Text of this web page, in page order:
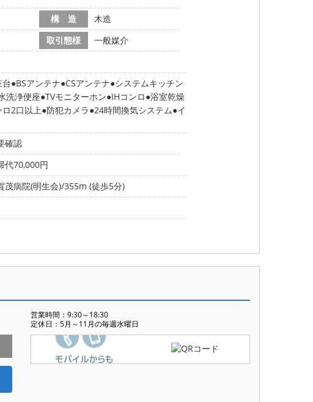
構 造
木造
取引態様
一般媒介
BSアンテナ CSアンテナ システムキッチン
洗浄便座 TVモニターホン IHコンロ 浴室乾燥
ロ2口以上 防犯カメラ 24時間換気システム イ
確認
代70,000円
茂病院(明生会)/355m (徒歩5分)
営業時間：9:30～18:30
定休日：5月～11月の毎週水曜日